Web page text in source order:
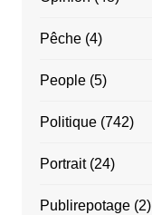
Pêche(4)
People(5)
Politique(742)
Portrait(24)
Publirepotage(2)